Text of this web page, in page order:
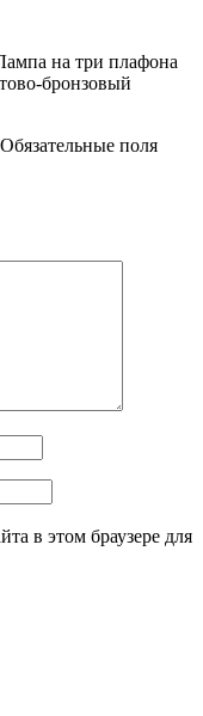
на три плафона
бронзовый
Обязательные поля
в этом браузере для